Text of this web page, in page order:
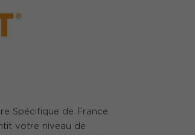
Spécifique de France
votre niveau de